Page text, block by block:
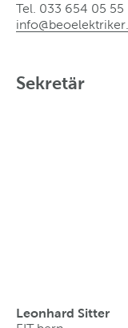
Tel. 033 654 05 55
info@beoelektriker
Sekretär
Leonhard Sitter